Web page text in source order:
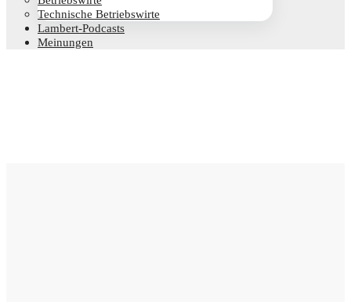
Tech­ni­sche Betriebswirte
Lam­­bert-Pod­­casts
Mei­nun­gen